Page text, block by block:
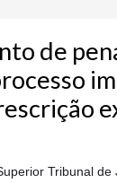
de
Tribunal de